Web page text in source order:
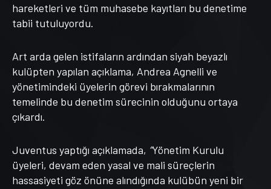
hareketleri ve tüm muhasebe kayıtları bu denetime
tabii tutuluyordu.
Art arda gelen istifaların ardından siyah beyazlı
kulüpten yapılan açıklama, Andrea Agnelli ve
yönetimindeki üyelerin görevi bırakmalarının
temelinde bu denetim sürecinin olduğunu ortaya
çıkardı.
Juventus yaptığı açıklamada, “Yönetim Kurulu
üyeleri, devam eden yasal ve mali süreçlerin
hassasiyeti göz önüne alındığında kulübün yeni bir